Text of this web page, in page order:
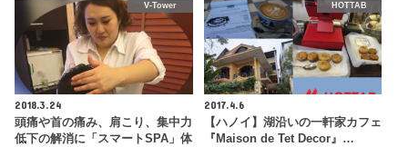
V-Tower
2018.3.24
頭痛や首の痛み、肩こり、集中力
低下の解消に「スマートSPA」体
HOTTAB
2017.4.6
【ハノイ】湖沿いの一軒家カフェ
『Maison de Tet Decor』…